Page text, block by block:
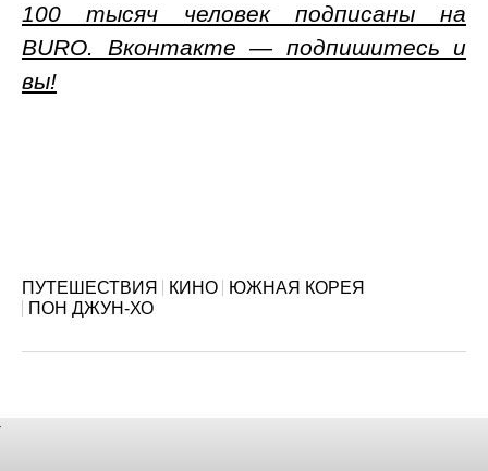
100 тысяч человек подписаны на
BURO. Вконтакте — подпишитесь и
вы!
ПУТЕШЕСТВИЯ КИНО
ЮЖНАЯ КОРЕЯ
ПОН ДЖУН-ХО